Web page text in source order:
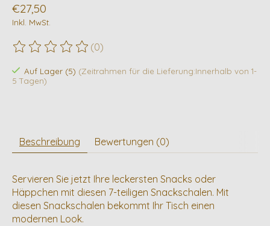
€27,50
Inkl. MwSt.
Die Bewertung dieses Produkts ist
(0)
Auf Lager (5) (Zeitrahmen für die Lieferung:Innerhalb von 1-
5 Tagen)
Beschreibung Bewertungen (0)
Servieren Sie jetzt Ihre leckersten Snacks oder
Häppchen mit diesen 7-teiligen Snackschalen. Mit
diesen Snackschalen bekommt Ihr Tisch einen
modernen Look.